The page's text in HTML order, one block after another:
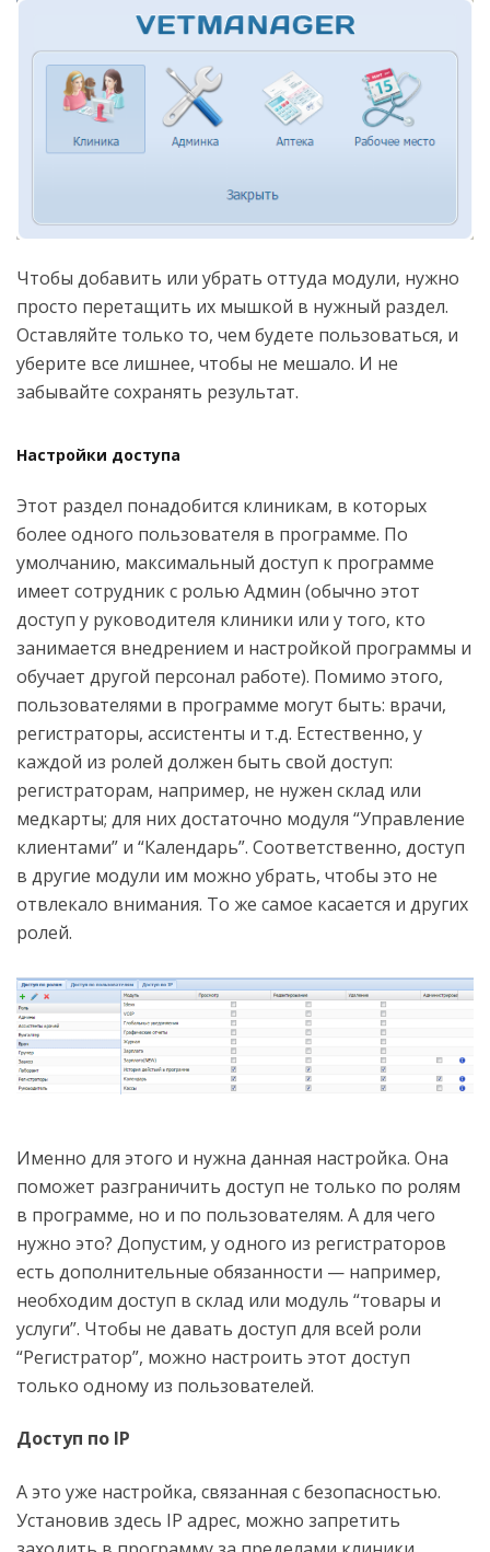
Чтобы добавить или убрать оттуда модули, нужно
просто перетащить их мышкой в нужный раздел.
Оставляйте только то, чем будете пользоваться, и
уберите все лишнее, чтобы не мешало. И не
забывайте сохранять результат.
Настройки доступа
Этот раздел понадобится клиникам, в которых
более одного пользователя в программе. По
умолчанию, максимальный доступ к программе
имеет сотрудник с ролью Админ (обычно этот
доступ у руководителя клиники или у того, кто
занимается внедрением и настройкой программы и
обучает другой персонал работе). Помимо этого,
пользователями в программе могут быть: врачи,
регистраторы, ассистенты и т.д. Естественно, у
каждой из ролей должен быть свой доступ:
регистраторам, например, не нужен склад или
медкарты; для них достаточно модуля “Управление
клиентами” и “Календарь”. Соответственно, доступ
в другие модули им можно убрать, чтобы это не
отвлекало внимания. То же самое касается и других
ролей.
Именно для этого и нужна данная настройка. Она
поможет разграничить доступ не только по ролям
в программе, но и по пользователям. А для чего
нужно это? Допустим, у одного из регистраторов
есть дополнительные обязанности — например,
необходим доступ в склад или модуль “товары и
услуги”. Чтобы не давать доступ для всей роли
“Регистратор”, можно настроить этот доступ
только одному из пользователей.
Доступ по IP
А это уже настройка, связанная с безопасностью.
Установив здесь IP адрес, можно запретить